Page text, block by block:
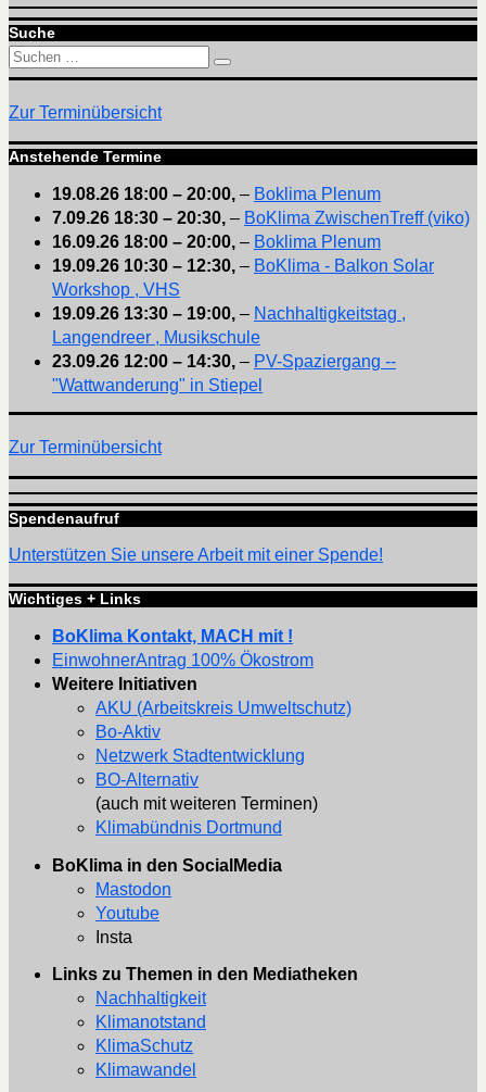
Suche
Suchen
nach:
Suchen
Zur Terminübersicht
Anstehende Termine
19.08.26 18:00 – 20:00, – Boklima Plenum
7.09.26 18:30 – 20:30, – BoKlima ZwischenTreff (viko)
16.09.26 18:00 – 20:00, – Boklima Plenum
19.09.26 10:30 – 12:30, – BoKlima - Balkon Solar
Workshop , VHS
19.09.26 13:30 – 19:00, – Nachhaltigkeitstag ,
Langendreer , Musikschule
23.09.26 12:00 – 14:30, – PV-Spaziergang --
"Wattwanderung" in Stiepel
Zur Terminübersicht
Spendenaufruf
Unterstützen Sie unsere Arbeit mit einer Spende!
Wichtiges + Links
BoKlima Kontakt, MACH mit !
EinwohnerAntrag 100% Ökostrom
Weitere Initiativen
AKU (Arbeitskreis Umweltschutz)
Bo-Aktiv
Netzwerk Stadtentwicklung
BO-Alternativ
(auch mit weiteren Terminen)
Klimabündnis Dortmund
BoKlima in den SocialMedia
Mastodon
Youtube
Insta
Links zu Themen in den Mediatheken
Nachhaltigkeit
Klimanotstand
KlimaSchutz
Klimawandel